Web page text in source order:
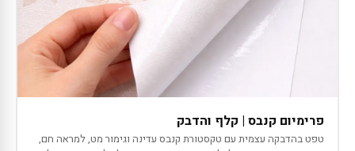
פרימיום קנבס | קלף והדבק
טפט בהדבקה עצמית עם טקסטורת קנבס עדינה וגימור מט, למראה חם,